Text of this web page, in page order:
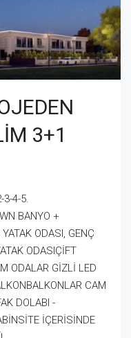
3+1
3-4-5.
BANYO +
ODASI, GENÇ
ODASIÇİFT
ODALAR GİZLİ LED
CAM
DOLABI -
İÇERİSİNDE